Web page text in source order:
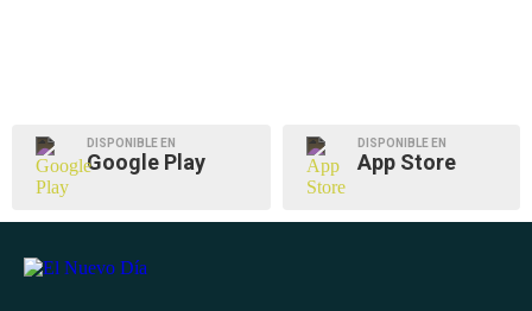
DISPONIBLE EN
Google Play
DISPONIBLE EN
App Store